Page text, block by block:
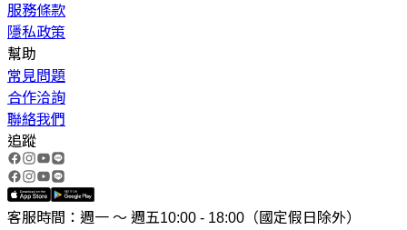
服務條款
隱私政策
幫助
常見問題
合作洽詢
聯絡我們
追蹤
客服時間：週一 ～ 週五10:00 - 18:00（國定假日除外）